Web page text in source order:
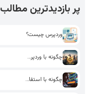
پر بازدیدترین مطالب
وردپرس چیست؟
چگونه با وردپرس یک فروشگاه…
چگونه با استفاده از تکنیک‌های…